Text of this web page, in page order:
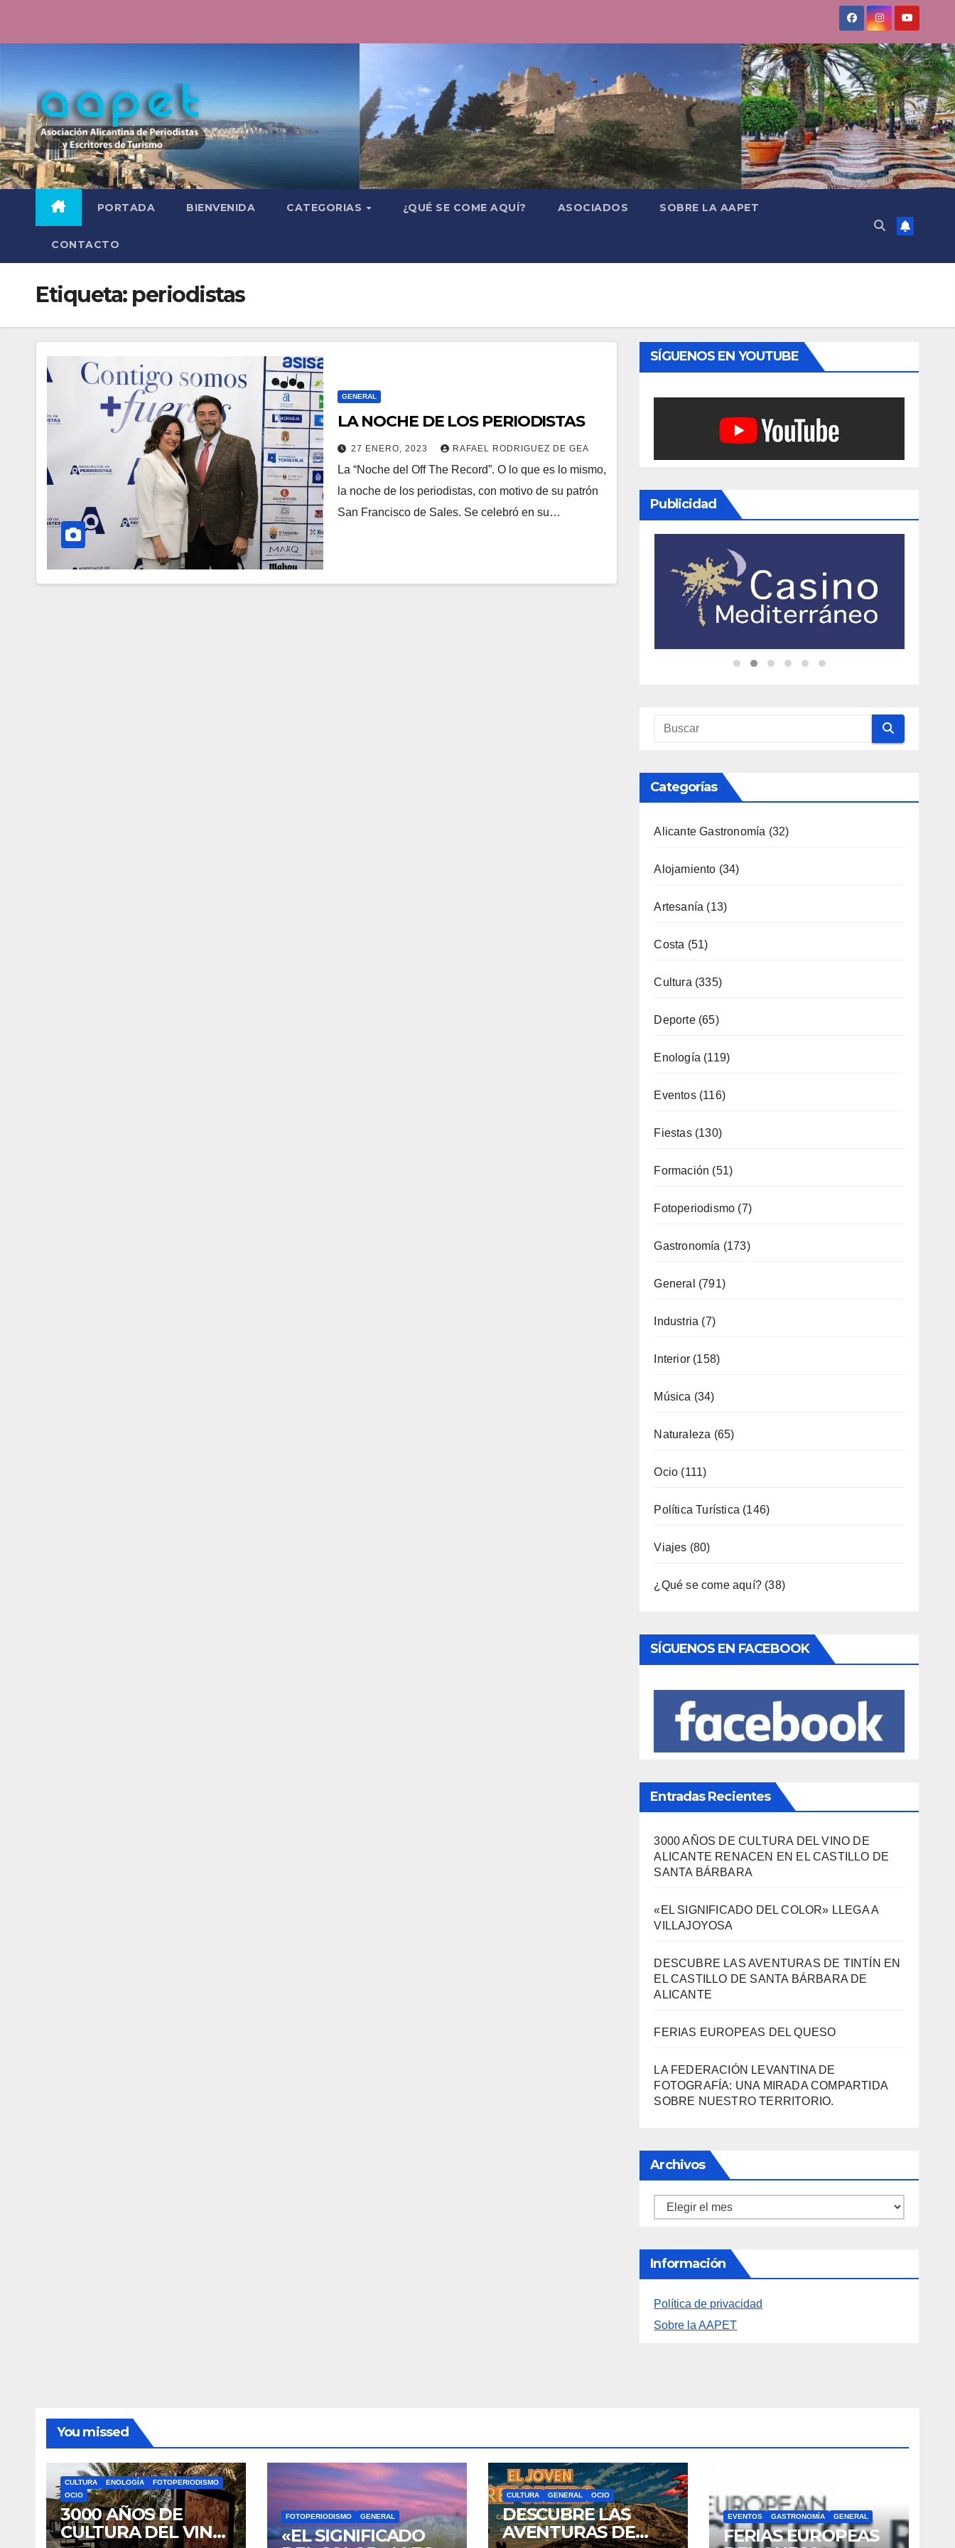
PORTADA BIENVENIDA CATEGORIAS ¿QUÉ SE COME AQUÍ? ASOCIADOS SOBRE LA AAPET
CONTACTO
Etiqueta: periodistas
GENERAL
LA NOCHE DE LOS PERIODISTAS
27 ENERO, 2023 RAFAEL RODRIGUEZ DE GEA
La “Noche del Off The Record”. O lo que es lo mismo,
la noche de los periodistas, con motivo de su patrón
San Francisco de Sales. Se celebró en su…
SÍGUENOS EN YOUTUBE
Publicidad
Categorías
Alicante Gastronomía (32)
Alojamiento (34)
Artesanía (13)
Costa (51)
Cultura (335)
Deporte(65)
Enología (119)
Eventos(116)
Fiestas(130)
Formación (51)
Fotoperiodismo (7)
Gastronomía (173)
General (791)
Industria (7)
Interior(158)
Música (34)
Naturaleza (65)
Ocio (111)
Política Turística (146)
Viajes (80)
¿Qué se come aquí?(38)
SÍGUENOS EN FACEBOOK
Entradas Recientes
3000 AÑOS DE CULTURA DEL VINO DE
ALICANTE RENACEN EN EL CASTILLO DE
SANTA BÁRBARA
«EL SIGNIFICADO DEL COLOR» LLEGA A
VILLAJOYOSA
DESCUBRE LAS AVENTURAS DE TINTÍN EN
EL CASTILLO DE SANTA BÁRBARA DE
ALICANTE
FERIAS EUROPEAS DEL QUESO
LA FEDERACIÓN LEVANTINA DE
FOTOGRAFÍA: UNA MIRADA COMPARTIDA
SOBRE NUESTRO TERRITORIO.
Archivos
Archivos
Información
Política de privacidad
Sobre la AAPET
You missed
CULTURA ENOLOGÍA
FOTOPERIODISMO
OCIO
3000 AÑOS DE
CULTURA DEL VINO
FOTOPERIODISMO GENERAL
«EL SIGNIFICADO
CULTURA GENERAL OCIO
DESCUBRE LAS
AVENTURAS DE
EVENTOS GASTRONOMÍA GENERAL
FERIAS EUROPEAS